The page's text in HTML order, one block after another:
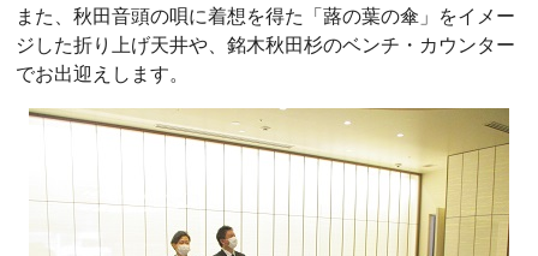
また、秋田音頭の唄に着想を得た「蕗の葉の傘」をイメー
ジした折り上げ天井や、銘木秋田杉のベンチ・カウンター
でお出迎えします。